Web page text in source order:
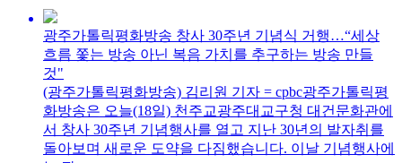
광주가톨릭평화방송 창사 30주년 기념식 거행…“세상
흐름 쫓는 방송 아닌 복음 가치를 추구하는 방송 만들
것"
(광주가톨릭평화방송) 김리원 기자 = cpbc광주가톨릭평
화방송은 오늘(18일) 천주교광주대교구청 대건문화관에
서 창사 30주년 기념행사를 열고 지난 30년의 발자취를
돌아보며 새로운 도약을 다짐했습니다. 이날 기념행사에